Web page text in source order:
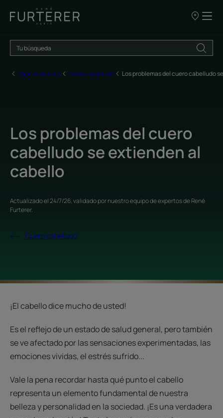
NUESTROS
VENTA
Página de inicio Cuero cabelludo Los problemas del cuero cabelludo
Los problemas del cuero
cabelludo se extienden al
cabello
Actualizado el24/7/26, validado pornuestro equipo de expertos de René
Furterer.
Cuero cabelludo
¡El cabello dice mucho de usted!
Es el reflejo de un estado de salud general, pero también
se ve afectado por las sensaciones experimentadas, las
emociones vividas, el estrés sufrido...
Vale la pena recordar hasta qué punto el cabello
representa un elemento fundamental de nuestra
belleza y personalidad en la sociedad. ¡Es una verdadera